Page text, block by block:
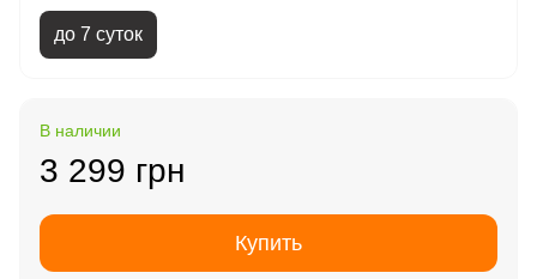
до 7 суток
В наличии
3 299 грн
Купить